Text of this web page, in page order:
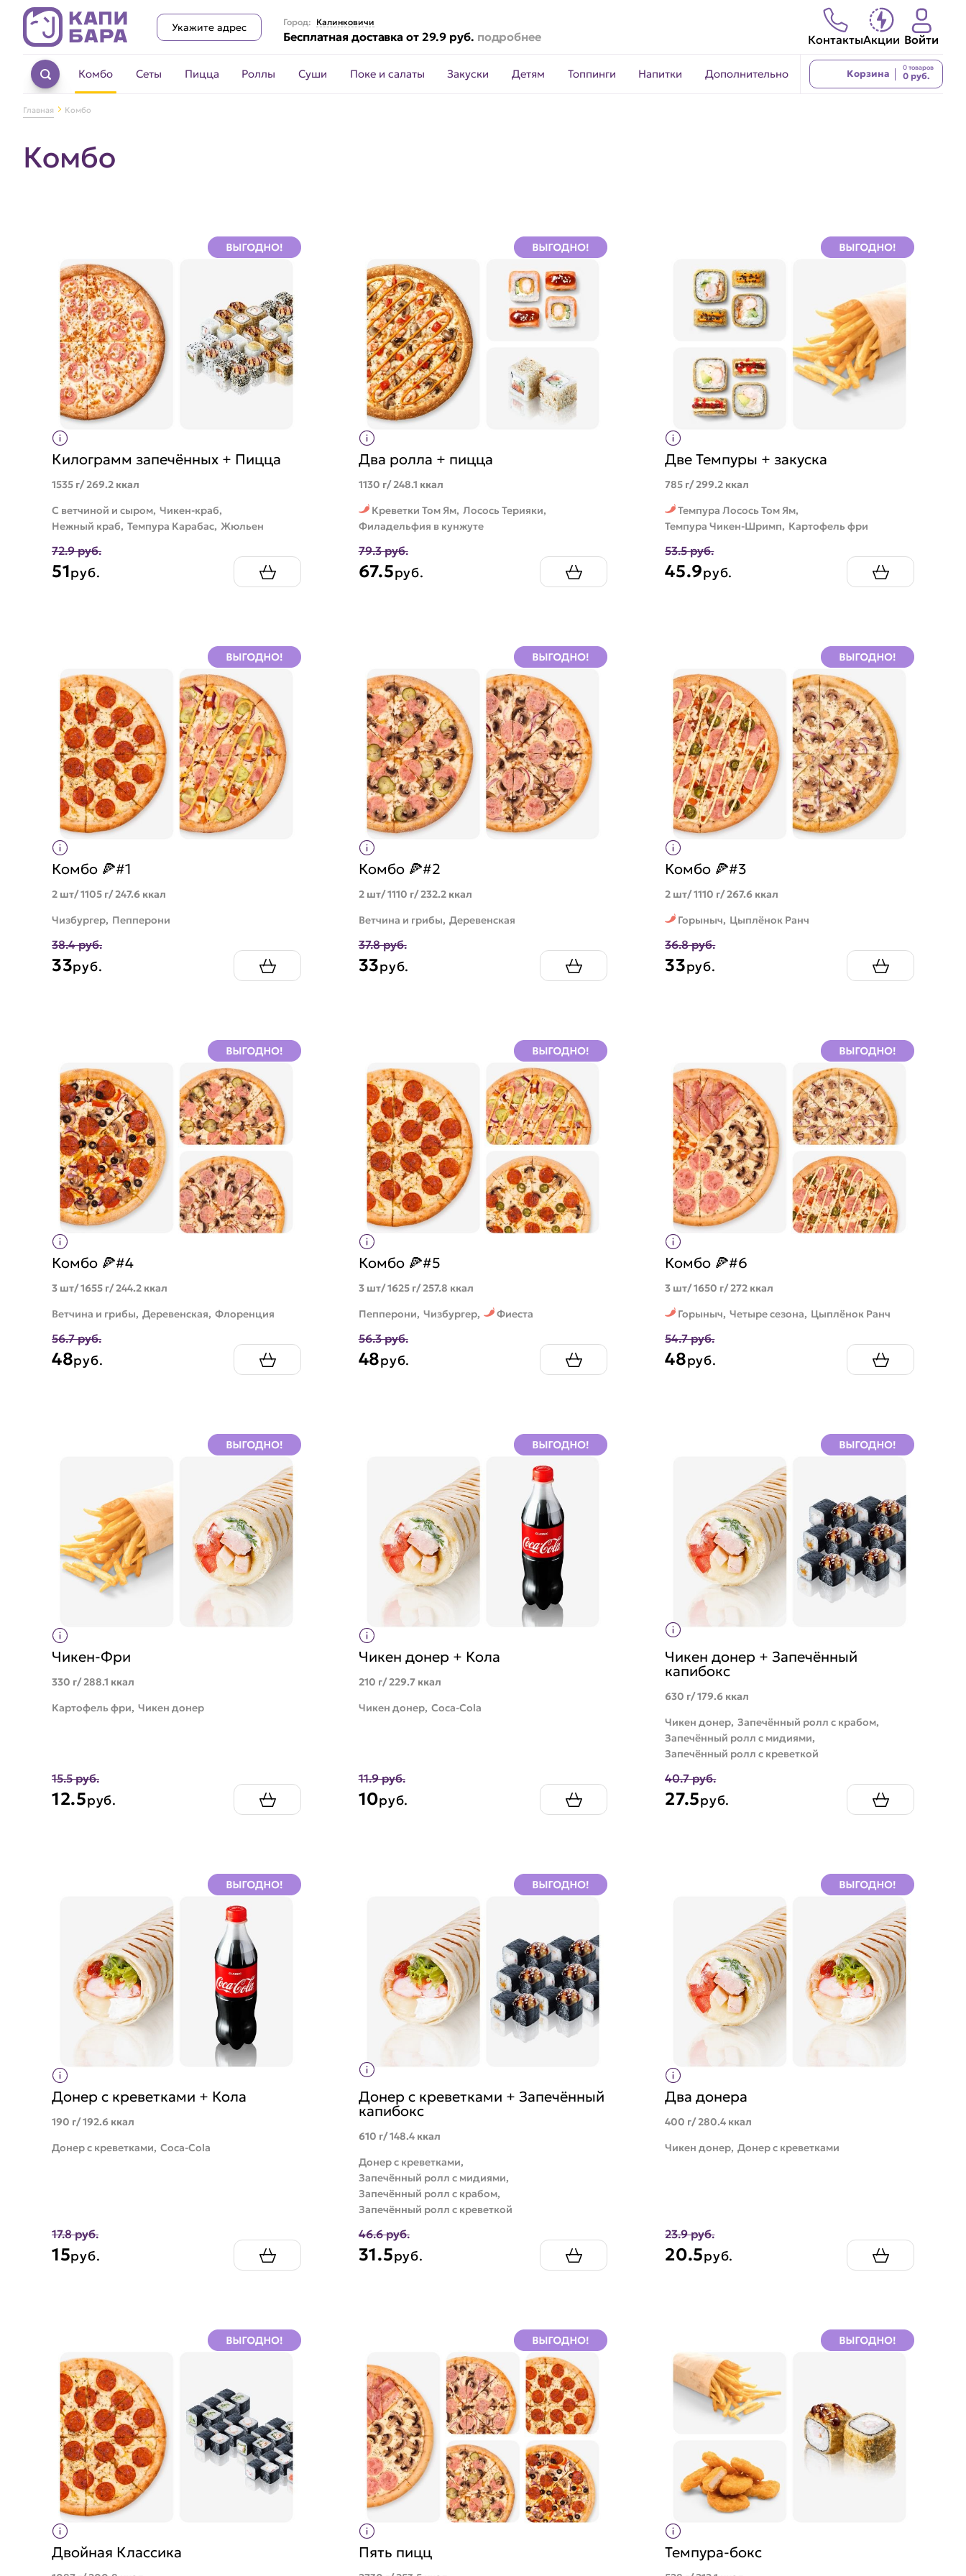
Укажите адрес Город: Калинковичи
Бесплатная доставка от 29.9 руб. подробнее КонтактыАкции Войти
Комбо Сеты Пицца Роллы Суши Поке и салаты Закуски Детям Топпинги Напитки Дополнительно Корзина
0 товаров
0 руб.
Главная Комбо
Комбо
Килограмм запечённых + Пицца
1535 г/ 269.2 ккал
С ветчиной и сыром, Чикен-краб,
Нежный краб, Темпура Карабас, Жюльен
72.9 руб.
51руб.
Два ролла + пицца
1130 г/ 248.1 ккал
Креветки Том Ям, Лосось Терияки,
Филадельфия в кунжуте
79.3 руб.
67.5руб.
Две Темпуры + закуска
785 г/ 299.2 ккал
Темпура Лосось Том Ям,
Темпура Чикен-Шримп, Картофель фри
53.5 руб.
45.9руб.
Комбо 🍕#1
2 шт/ 1105 г/ 247.6 ккал
Чизбургер, Пепперони
38.4 руб.
33руб.
Комбо 🍕#2
2 шт/ 1110 г/ 232.2 ккал
Ветчина и грибы, Деревенская
37.8 руб.
33руб.
Комбо 🍕#3
2 шт/ 1110 г/ 267.6 ккал
Горыныч, Цыплёнок Ранч
36.8 руб.
33руб.
Комбо 🍕#4
3 шт/ 1655 г/ 244.2 ккал
Ветчина и грибы, Деревенская, Флоренция
56.7 руб.
48руб.
Комбо 🍕#5
3 шт/ 1625 г/ 257.8 ккал
Пепперони, Чизбургер, Фиеста
56.3 руб.
48руб.
Комбо 🍕#6
3 шт/ 1650 г/ 272 ккал
Горыныч, Четыре сезона, Цыплёнок Ранч
54.7 руб.
48руб.
Чикен-Фри
330 г/ 288.1 ккал
Картофель фри, Чикен донер
15.5 руб.
12.5руб.
Чикен донер + Кола
210 г/ 229.7 ккал
Чикен донер, Coca-Cola
11.9 руб.
10руб.
Чикен донер + Запечённый
капибокс
630 г/ 179.6 ккал
Чикен донер, Запечённый ролл с крабом,
Запечённый ролл с мидиями,
Запечённый ролл с креветкой
40.7 руб.
27.5руб.
Донер с креветками + Кола
190 г/ 192.6 ккал
Донер с креветками, Coca-Cola
17.8 руб.
15руб.
Донер с креветками + Запечённый
капибокс
610 г/ 148.4 ккал
Донер с креветками,
Запечённый ролл с мидиями,
Запечённый ролл с крабом,
Запечённый ролл с креветкой
46.6 руб.
31.5руб.
Два донера
400 г/ 280.4 ккал
Чикен донер, Донер с креветками
23.9 руб.
20.5руб.
Двойная Классика Пять пицц Темпура-бокс